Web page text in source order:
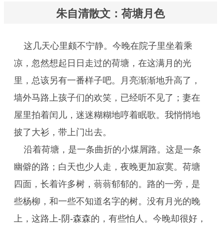
朱自清散文：荷塘月色
这几天心里颇不宁静。今晚在院子里坐着乘
凉，忽然想起日日走过的荷塘，在这满月的光
里，总该另有一番样子吧。月亮渐渐地升高了，
墙外马路上孩子们的欢笑，已经听不见了；妻在
屋里拍着闰儿，迷迷糊糊地哼着眠歌。我悄悄地
披了大衫，带上门出去。
沿着荷塘，是一条曲折的小煤屑路。这是一条
幽僻的路；白天也少人走，夜晚更加寂寞。荷塘
四面，长着许多树，蓊蓊郁郁的。路的一旁，是
些杨柳，和一些不知道名字的树。没有月光的晚
上，这路上-阴-森森的，有些怕人。今晚却很好，